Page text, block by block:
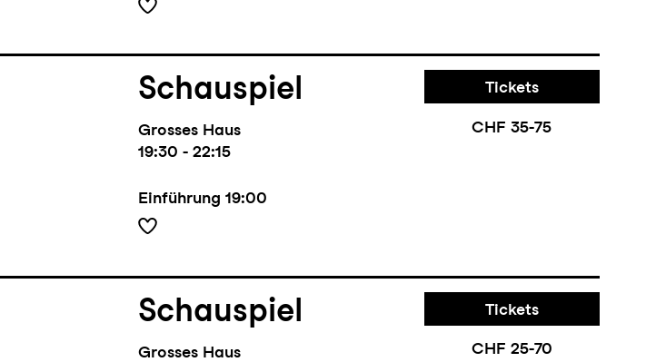
Schauspiel
Grosses Haus
19:30 - 22:15
Einführung 19:00
Tickets
CHF 35-75
Schauspiel
Grosses Haus
Tickets
CHF 25-70